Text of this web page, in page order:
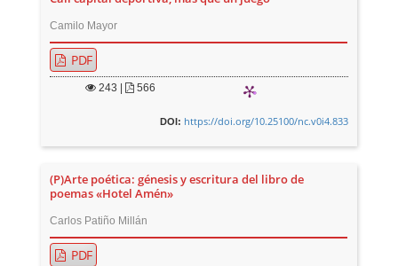
Camilo Mayor
PDF
243 566
DOI: https://doi.org/10.25100/nc.v0i4.833
(P)Arte poética: génesis y escritura del libro de
poemas «Hotel Amén»
Carlos Patiño Millán
PDF